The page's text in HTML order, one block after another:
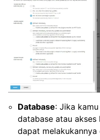
Database: Jika
database atau
dapat